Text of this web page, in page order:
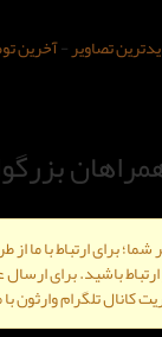
-بیشترین بازدید
وارثون
فرم تماس با ما می
عکس و مطلب از طریق
در ارتباط باشید.